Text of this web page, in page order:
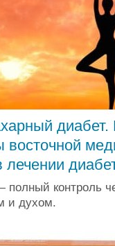
диабет.
восточной
лечении
полный контроль
и духом.